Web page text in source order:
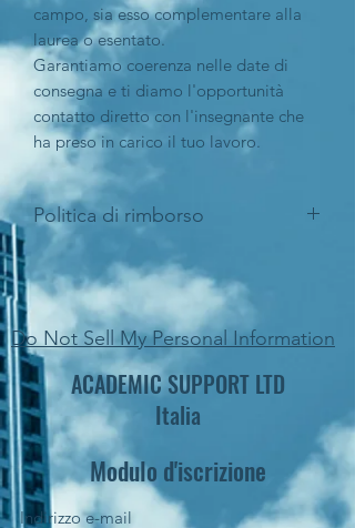
campo, sia esso complementare alla
laurea o esentato.
Garantiamo coerenza nelle date di
consegna e ti diamo l'opportunità
contatto diretto con l'insegnante che
ha preso in carico il tuo lavoro.
Politica di rimborso
Academic Support applica una politica
di rimborso nei casi in cui il cliente
dimostri con un documento certificato
che il servizio non soddisfa le
specifiche stabilite.
Do Not Sell My Personal Information
ACADEMIC SUPPORT LTD
Italia
Modulo d'iscrizione